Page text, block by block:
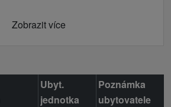
Zobrazit více
Ubyt.
jednotka
Poznámka
ubytovatele